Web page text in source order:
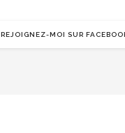
REJOIGNEZ-MOI SUR